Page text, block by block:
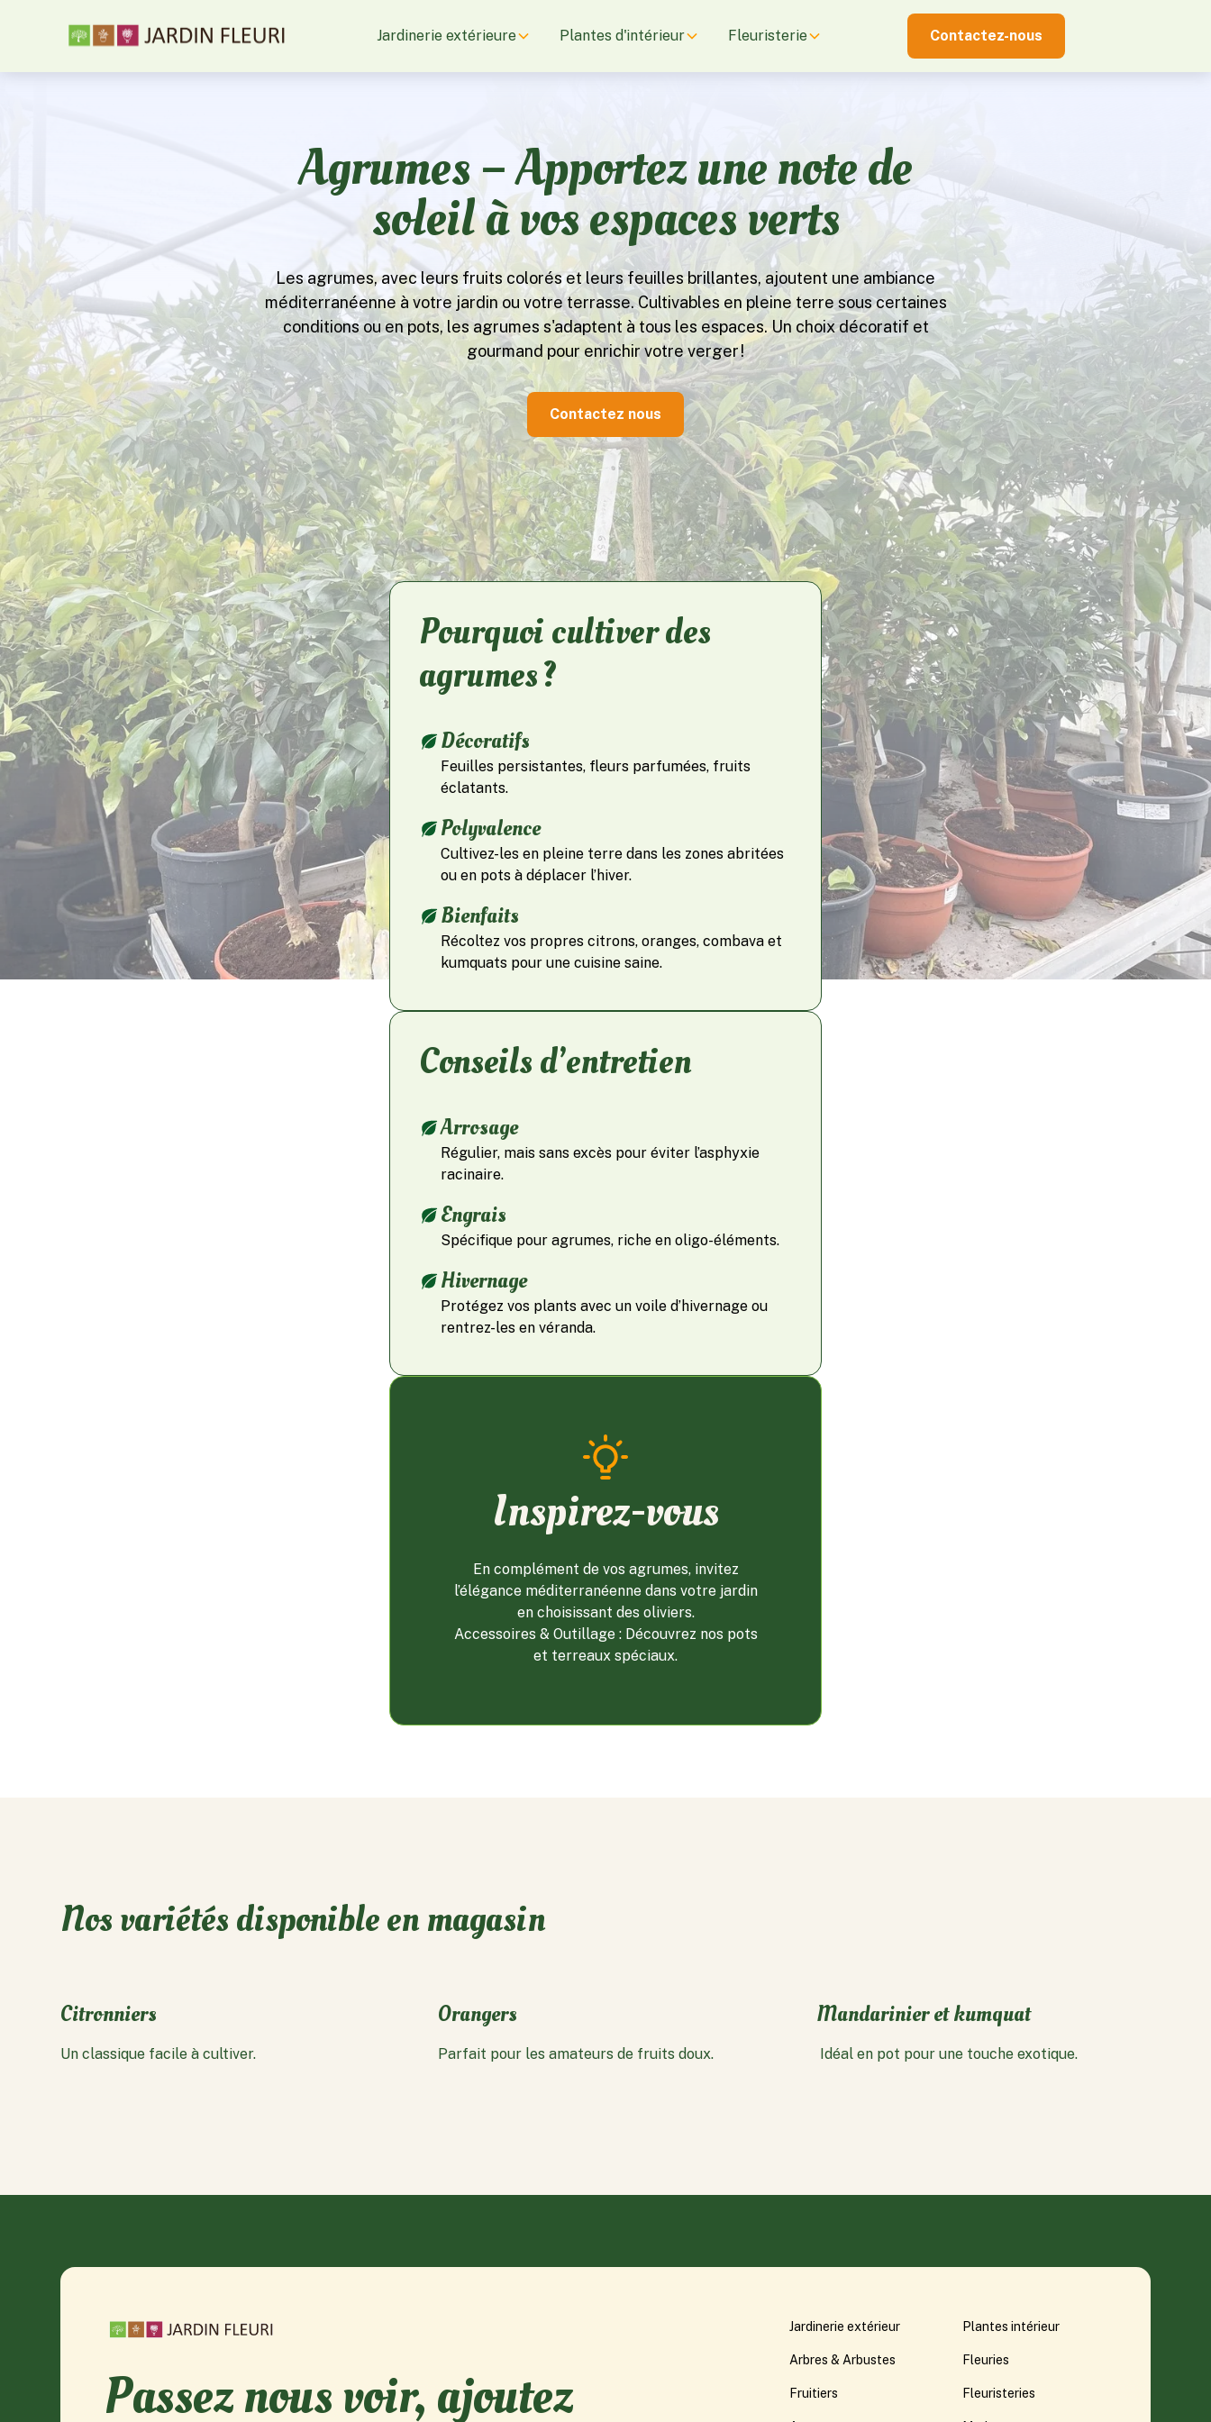
Jardinerie extérieure Plantes d'intérieur Fleuristerie Contactez-nous
Agrumes – Apportez une note de
soleil à vos espaces verts
Les agrumes, avec leurs fruits colorés et leurs feuilles brillantes, ajoutent une ambiance
méditerranéenne à votre jardin ou votre terrasse. Cultivables en pleine terre sous certaines
conditions ou en pots, les agrumes s'adaptent à tous les espaces. Un choix décoratif et
gourmand pour enrichir votre verger !
Contactez nous
Pourquoi cultiver des
agrumes ?
Décoratifs
Feuilles persistantes, fleurs parfumées, fruits
éclatants.
Polyvalence
Cultivez-les en pleine terre dans les zones abritées
ou en pots à déplacer l’hiver.
Bienfaits
Récoltez vos propres citrons, oranges, combava et
kumquats pour une cuisine saine.
Conseils d’entretien
Arrosage
Régulier, mais sans excès pour éviter l’asphyxie
racinaire.
Engrais
Spécifique pour agrumes, riche en oligo-éléments.
Hivernage
Protégez vos plants avec un voile d’hivernage ou
rentrez-les en véranda.
Inspirez-vous
En complément de vos agrumes, invitez
l’élégance méditerranéenne dans votre jardin
en choisissant des oliviers.
Accessoires & Outillage : Découvrez nos pots
et terreaux spéciaux.
Nos variétés disponible en magasin
Citronniers
Un classique facile à cultiver.
Orangers
Parfait pour les amateurs de fruits doux.
Mandarinier et kumquat
Idéal en pot pour une touche exotique.
Passez nous voir, ajoutez
Jardinerie extérieur
Arbres & Arbustes
Fruitiers
Plantes intérieur
Fleuries
Fleuristeries